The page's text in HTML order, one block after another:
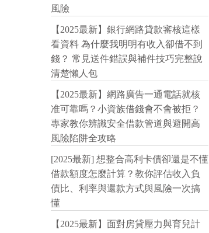
風險
【2025最新】銀行網路貸款審核這樣
看資料 為什麼我明明有收入卻借不到
錢？ 常見送件錯誤與補件技巧完整說
清楚懶人包
【2025最新】網路廣告一通電話就核
准可靠嗎？小資族借錢會不會被拒？
專家教你辨識安全借款管道與避開高
風險陷阱全攻略
[2025最新] 想整合高利卡債卻還是不懂
借款額度怎麼計算？教你評估收入負
債比、利率與還款方式與風險一次搞
懂
【2025最新】面對房貸壓力與育兒計